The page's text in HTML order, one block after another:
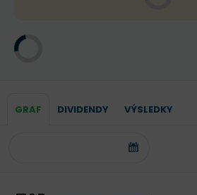
GRAF DIVIDENDY VÝSLEDKY